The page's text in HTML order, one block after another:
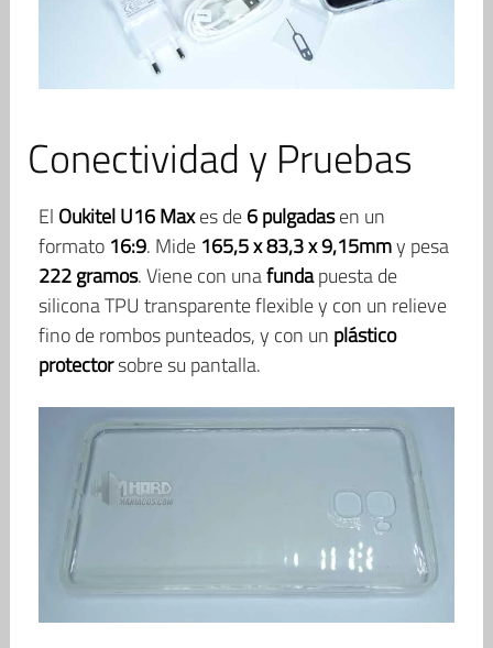
Conectividad y Pruebas
El Oukitel U16 Maxes de6 pulgadasen un
formato 16:9. Mide 165,5 x 83,3 x 9,15mmy pesa
222 gramos. Viene con unafundapuesta de
silicona TPU transparente flexible y con un relieve
fino de rombos punteados, y con un plástico
protectorsobre su pantalla.